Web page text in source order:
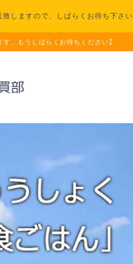
しますので、しばらくお待ち下さい
。もうしばらくお待ちください】